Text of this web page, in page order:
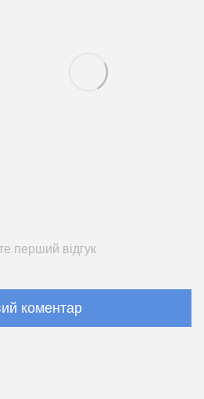
перший відгук
коментар